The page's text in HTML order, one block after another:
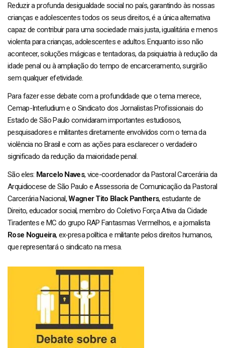
Reduzir a profunda desigualdade social no país, garantindo às nossas
crianças e adolescentes todos os seus direitos, é a única alternativa
capaz de contribuir para uma sociedade mais justa, igualitária e menos
violenta para crianças, adolescentes e adultos. Enquanto isso não
acontecer, soluções mágicas e tentadoras, da psiquiatria à redução da
idade penal ou à ampliação do tempo de encarceramento, surgirão
sem qualquer efetividade.
Para fazer esse debate com a profundidade que o tema merece,
Cemap-Interludium e o Sindicato dos Jornalistas Profissionais do
Estado de São Paulo convidaram importantes estudiosos,
pesquisadores e militantes diretamente envolvidos com o tema da
violência no Brasil e com as ações para esclarecer o verdadeiro
significado da redução da maioridade penal.
São eles: Marcelo Naves, vice-coordenador da Pastoral Carcerária da
Arquidiocese de São Paulo e Assessoria de Comunicação da Pastoral
Carcerária Nacional,Wagner Tito Black Panthers, estudante de
Direito, educador social, membro do Coletivo Força Ativa da Cidade
Tiradentes e MC do grupo RAP Fantasmas Vermelhos, e a jornalista
Rose Nogueira, ex-presa política e militante pelos direitos humanos,
que representará o sindicato na mesa.